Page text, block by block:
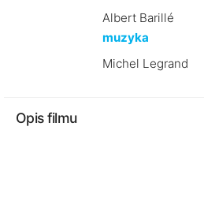
Albert Barillé
muzyka
Michel Legrand
Opis filmu